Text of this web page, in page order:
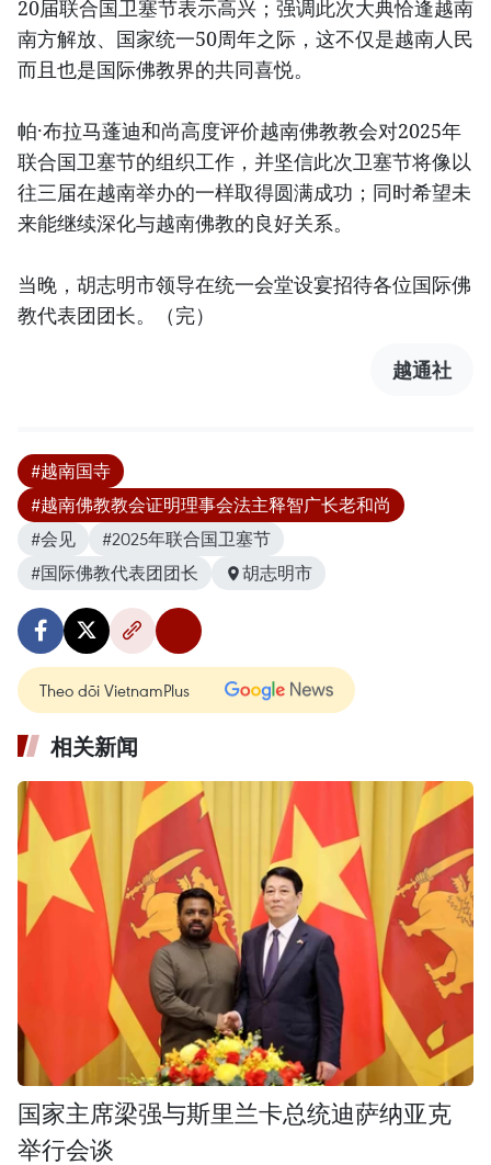
20届联合国卫塞节表示高兴；强调此次大典恰逢越南
南方解放、国家统一50周年之际，这不仅是越南人民
而且也是国际佛教界的共同喜悦。
帕·布拉马蓬迪和尚高度评价越南佛教教会对2025年
联合国卫塞节的组织工作，并坚信此次卫塞节将像以
往三届在越南举办的一样取得圆满成功；同时希望未
来能继续深化与越南佛教的良好关系。
当晚，胡志明市领导在统一会堂设宴招待各位国际佛
教代表团团长。（完）
越通社
#越南国寺
#越南佛教教会证明理事会法主释智广长老和尚
#会见
#2025年联合国卫塞节
#国际佛教代表团团长
胡志明市
Theo dõi VietnamPlus
相关新闻
国家主席梁强与斯里兰卡总统迪萨纳亚克
举行会谈